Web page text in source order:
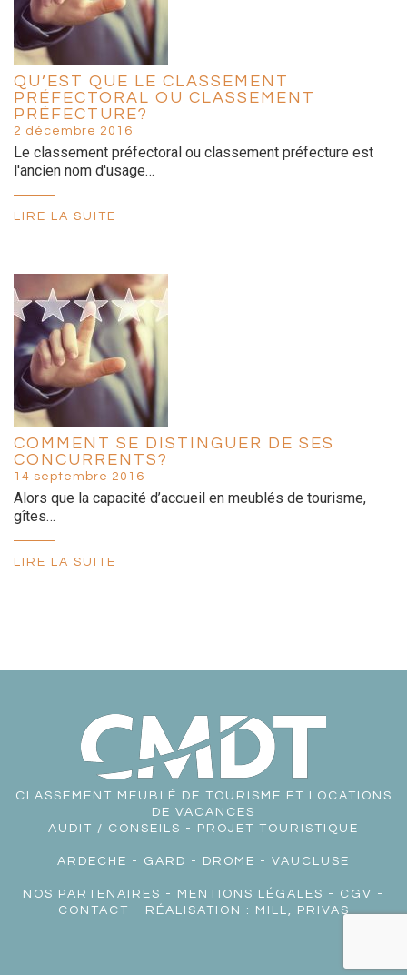
QU’EST QUE LE CLASSEMENT
PRÉFECTORAL OU CLASSEMENT
PRÉFECTURE?
2 décembre 2016
Le classement préfectoral ou classement préfecture est
l'ancien nom d'usage…
LIRE LA SUITE
COMMENT SE DISTINGUER DE SES
CONCURRENTS?
14 septembre 2016
Alors que la capacité d’accueil en meublés de tourisme,
gîtes…
LIRE LA SUITE
CLASSEMENT MEUBLÉ DE TOURISME ET LOCATIONS
DE VACANCES
AUDIT / CONSEILS - PROJET TOURISTIQUE
ARDECHE - GARD - DROME - VAUCLUSE
NOS PARTENAIRES - MENTIONS LÉGALES - CGV -
CONTACT - RÉALISATION : MILL, PRIVAS